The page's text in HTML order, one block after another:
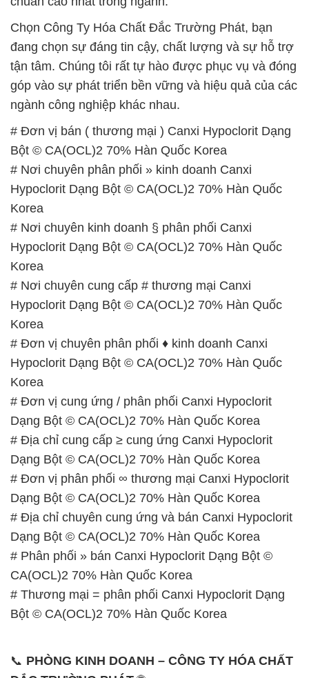
Chọn Công Ty Hóa Chất Đắc Trường Phát, bạn
đang chọn sự đáng tin cậy, chất lượng và sự hỗ trợ
tận tâm. Chúng tôi rất tự hào được phục vụ và đóng
góp vào sự phát triển bền vững và hiệu quả của các
ngành công nghiệp khác nhau.
# Đơn vị bán ( thương mại ) Canxi Hypoclorit Dạng
Bột © CA(OCL)2 70% Hàn Quốc Korea
# Nơi chuyên phân phối » kinh doanh Canxi
Hypoclorit Dạng Bột © CA(OCL)2 70% Hàn Quốc
Korea
# Nơi chuyên kinh doanh § phân phối Canxi
Hypoclorit Dạng Bột © CA(OCL)2 70% Hàn Quốc
Korea
# Nơi chuyên cung cấp # thương mại Canxi
Hypoclorit Dạng Bột © CA(OCL)2 70% Hàn Quốc
Korea
# Đơn vị chuyên phân phối ♦ kinh doanh Canxi
Hypoclorit Dạng Bột © CA(OCL)2 70% Hàn Quốc
Korea
# Đơn vị cung ứng / phân phối Canxi Hypoclorit
Dạng Bột © CA(OCL)2 70% Hàn Quốc Korea
# Địa chỉ cung cấp ≥ cung ứng Canxi Hypoclorit
Dạng Bột © CA(OCL)2 70% Hàn Quốc Korea
# Đơn vị phân phối ∞ thương mại Canxi Hypoclorit
Dạng Bột © CA(OCL)2 70% Hàn Quốc Korea
# Địa chỉ chuyên cung ứng và bán Canxi Hypoclorit
Dạng Bột © CA(OCL)2 70% Hàn Quốc Korea
# Phân phối » bán Canxi Hypoclorit Dạng Bột ©
CA(OCL)2 70% Hàn Quốc Korea
# Thương mại = phân phối Canxi Hypoclorit Dạng
Bột © CA(OCL)2 70% Hàn Quốc Korea
📞 PHÒNG KINH DOANH – CÔNG TY HÓA CHẤT